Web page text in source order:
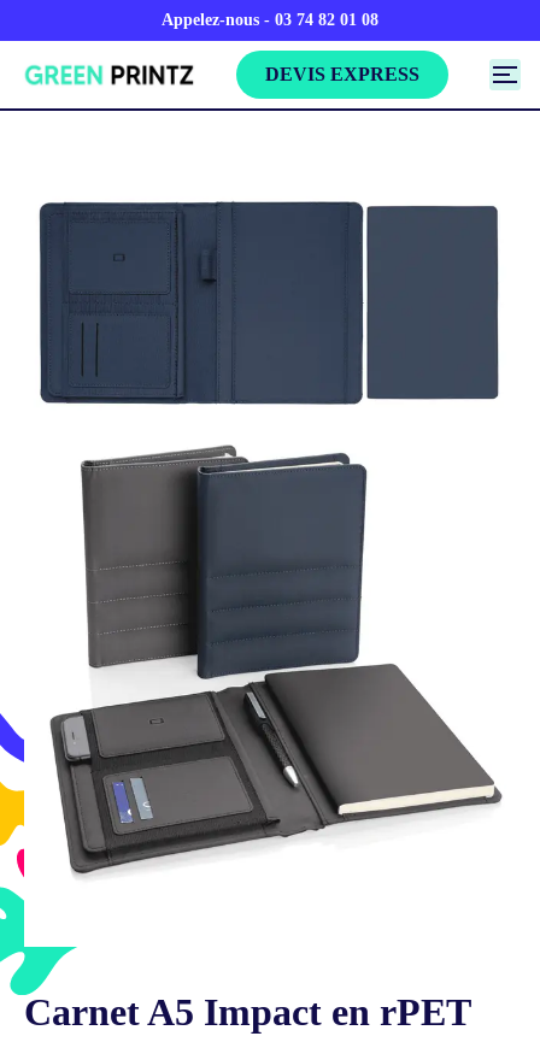
Appelez-nous - 03 74 82 01 08
DEVIS EXPRESS
Carnet A5 Impact en rPET